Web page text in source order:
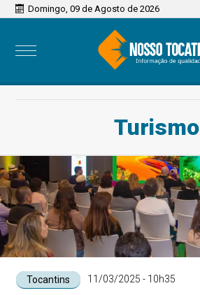
Domingo, 09 de Agosto de 2026
Turismo
Tocantins 11/03/2025 - 10h35